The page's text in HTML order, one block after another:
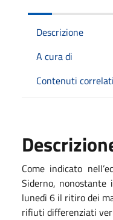
Descrizione
A cura di
Contenuti correlati
Come indicato
Siderno,
lunedì 6 il ritiro dei
rifiuti differenziati